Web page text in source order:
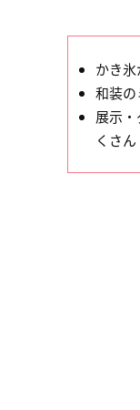
かき
和装
展示
くさん